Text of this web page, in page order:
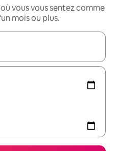
vous vous sentez comme
mois ou plus.
utilisez les flèches vers le